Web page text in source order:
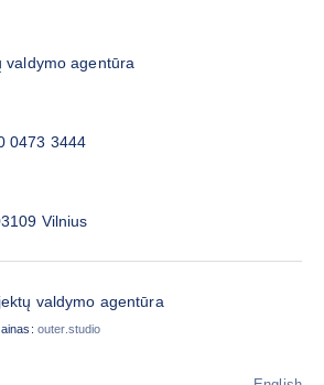
valdymo agentūra
0473 3444
Vilnius
valdymo agentūra
outer.studio